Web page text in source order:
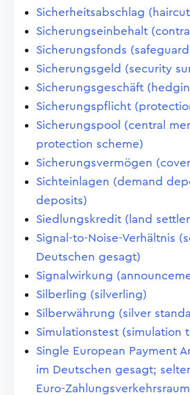
Sicherheitsabschlag
Sicherungseinbehalt
Sicherungsfonds
Sicherungsgeld (security
Sicherungsgeschäft
Sicherungspflicht
Sicherungspool (central
protection scheme)
Sicherungsvermögen
Sichteinlagen (demand
deposits)
Siedlungskredit (land
Signal-to-Noise-Verhältnis
Deutschen gesagt)
Signalwirkung
Silberling (silverling)
Silberwährung (silver
Simulationstest (simulation
Single European Payment
im Deutschen gesagt;
Euro-